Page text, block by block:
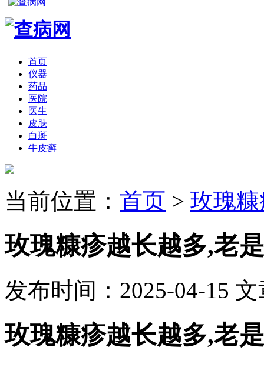
首页
仪器
药品
医院
医生
皮肤
白斑
牛皮癣
当前位置： 首页 > 玫瑰
玫瑰糠疹越长越多,老
发布时间：2025-04-15 文
玫瑰糠疹越长越多,老